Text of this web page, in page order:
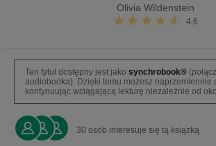
Olivia Wildenstein
4,6
Ten tytuł dostępny jest jako synchrobook®
audiobooka). Dzięki temu możesz naprzemiennie
kontynuując wciągającą lekturę niezależnie od
30 osób interesuje się tą książką